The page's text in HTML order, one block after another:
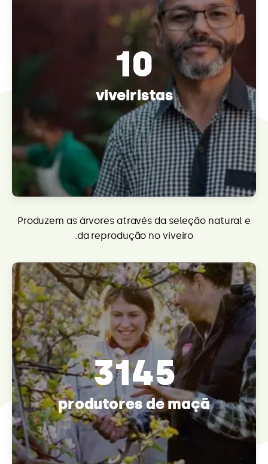
10
viveiristas
Produzem as árvores através da seleção natural e
da reprodução no viveiro.
3145
produtores de maçã